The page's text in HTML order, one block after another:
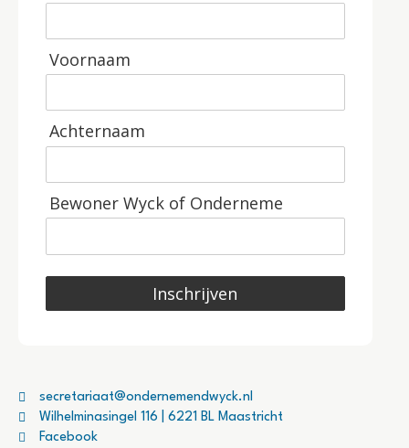
Voornaam
Achternaam
Bewoner Wyck of Onderneme
Inschrijven
secretariaat@ondernemendwyck.nl
Wilhelminasingel 116 | 6221 BL Maastricht
Facebook